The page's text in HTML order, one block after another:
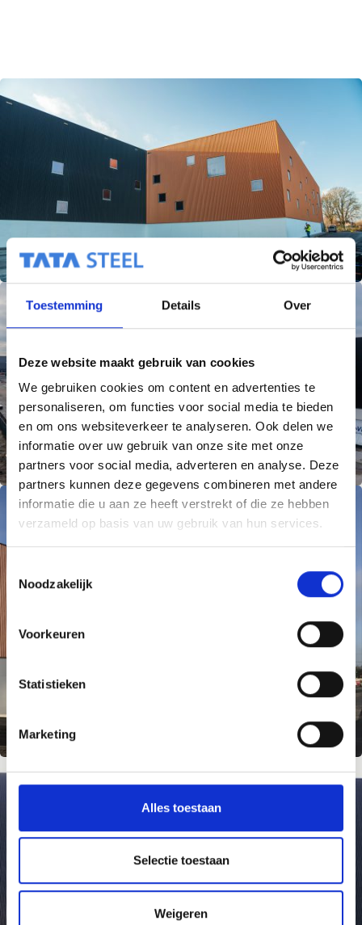
Toestemming Details Over
Deze website maakt gebruik van cookies
We gebruiken cookies om content en advertenties te
personaliseren, om functies voor social media te bieden
en om ons websiteverkeer te analyseren. Ook delen we
informatie over uw gebruik van onze site met onze
partners voor social media, adverteren en analyse. Deze
partners kunnen deze gegevens combineren met andere
informatie die u aan ze heeft verstrekt of die ze hebben
verzameld op basis van uw gebruik van hun services.
T
s
g
i
Noodzakelijk
Voorkeuren
Statistieken
Marketing
Alles toestaan
Selectie toestaan
Weigeren